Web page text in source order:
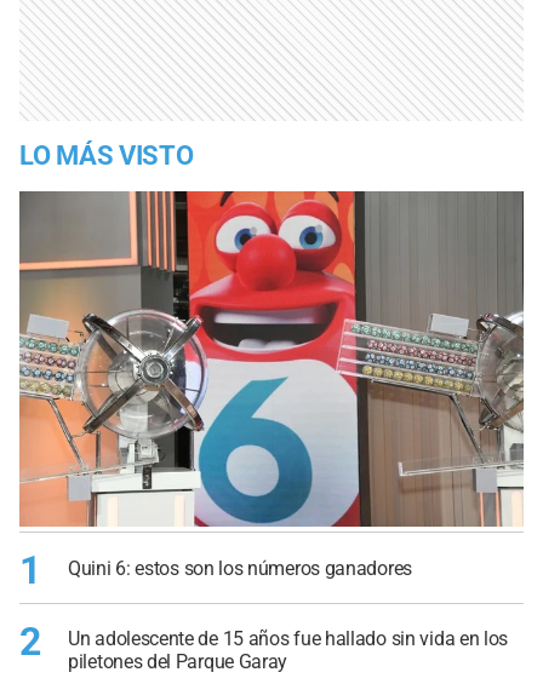
LO MÁS VISTO
1 Quini 6: estos son los números ganadores
2
Un adolescente de 15 años fue hallado sin vida en los
piletones del Parque Garay